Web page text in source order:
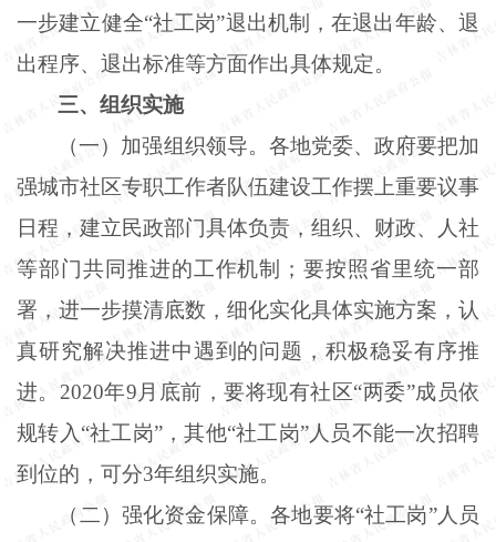
一步建立健全“社工岗”退出机制，在退出年龄、退
出程序、退出标准等方面作出具体规定。
三、组织实施
（一）加强组织领导。各地党委、政府要把加
强城市社区专职工作者队伍建设工作摆上重要议事
日程，建立民政部门具体负责，组织、财政、人社
等部门共同推进的工作机制；要按照省里统一部
署，进一步摸清底数，细化实化具体实施方案，认
真研究解决推进中遇到的问题，积极稳妥有序推
进。2020年9月底前，要将现有社区“两委”成员依
规转入“社工岗”，其他“社工岗”人员不能一次招聘
到位的，可分3年组织实施。
（二）强化资金保障。各地要将“社工岗”人员